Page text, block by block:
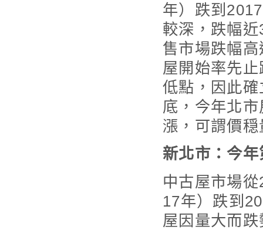
年）跌到
較深，跌幅
售市場跌幅
屋開始率先
低點，因此
底，今年北
漲，可謂價
新北市：今
中古屋市場
17年）跌到
屋因量大而